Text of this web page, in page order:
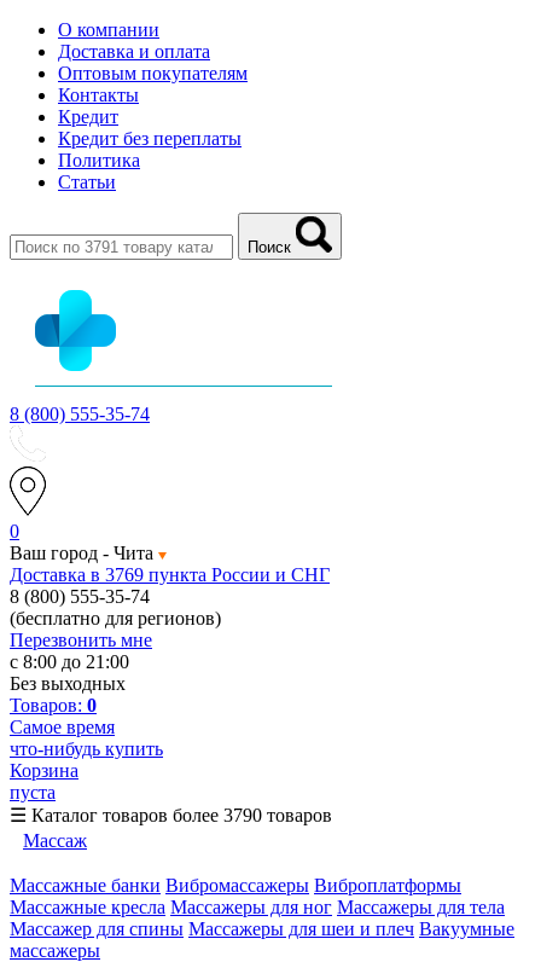
О компании
Доставка и оплата
Оптовым покупателям
Контакты
Кредит
Кредит без переплаты
Политика
Статьи
Поиск
8 (800) 555-35-74
0
Ваш город - Чита
Доставка в 3769 пункта России и СНГ
8 (800) 555-35-74
(бесплатно для регионов)
Перезвонить мне
с 8:00 до 21:00
Без выходных
Товаров: 0
Самое время
что-нибудь купить
Корзина
пуста
☰ Каталог товаров более 3790 товаров
Массаж
Массажные банки Вибромассажеры Виброплатформы
Массажные кресла Массажеры для ног Массажеры для тела
Массажер для спины Массажеры для шеи и плеч Вакуумные
массажеры